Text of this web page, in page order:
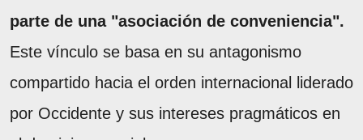
parte de una "asociación de conveniencia".
Este vínculo se basa en su antagonismo
compartido hacia el orden internacional liderado
por Occidente y sus intereses pragmáticos en